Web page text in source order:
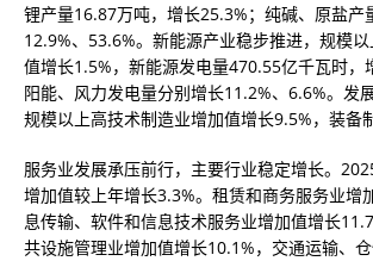
锂产量16.87万吨，增长25.3%；纯碱、原盐产
12.9%、53.6%。新能源产业稳步推进，规模
值增长1.5%，新能源发电量470.55亿千瓦时，
阳能、风力发电量分别增长11.2%、6.6%。发
规模以上高技术制造业增加值增长9.5%，装备
服务业发展承压前行，主要行业稳定增长。
增加值较上年增长3.3%。租赁和商务服务业增
息传输、软件和信息技术服务业增加值增长
共设施管理业增加值增长10.1%，交通运输、